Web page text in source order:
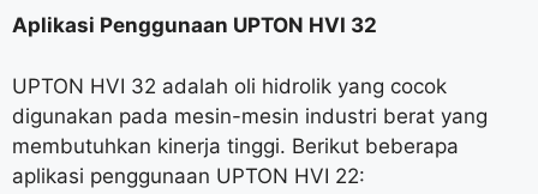
Aplikasi Penggunaan UPTON HVI 32
UPTON HVI 32 adalah oli hidrolik yang cocok
digunakan pada mesin-mesin industri berat yang
membutuhkan kinerja tinggi. Berikut beberapa
aplikasi penggunaan UPTON HVI 22: